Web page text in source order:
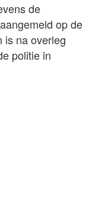
de
op de
is na overleg
politie in